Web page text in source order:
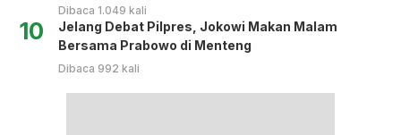
Dibaca 1.049 kali
10
Jelang Debat Pilpres, Jokowi Makan Malam
Bersama Prabowo di Menteng
Dibaca 992 kali